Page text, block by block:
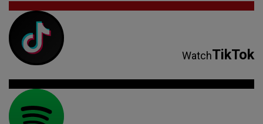
WatchTikTok